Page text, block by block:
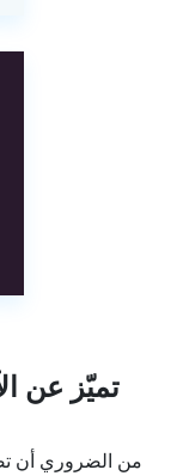
تميّز عن
من الضروري أن